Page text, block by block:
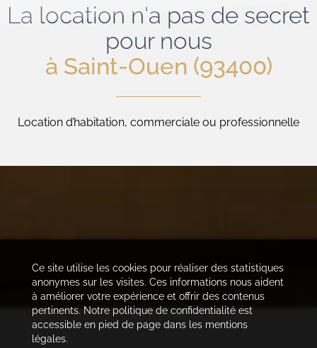
La location n'a pas de secret
pour nous
à Saint-Ouen (93400)
Location d’habitation, commerciale ou professionnelle
Ce site utilise les cookies pour réaliser des statistiques
anonymes sur les visites. Ces informations nous aident
à améliorer votre expérience et offrir des contenus
pertinents. Notre politique de confidentialité est
accessible en pied de page dans les mentions
légales.